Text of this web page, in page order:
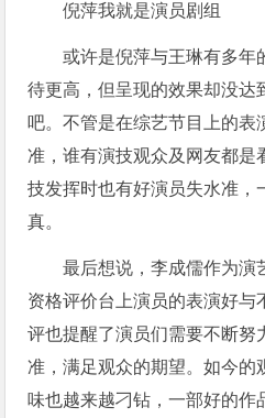
倪萍我就是演员剧组
或许是倪萍与王琳有多年
待更高，但呈现的效果却没达
吧。不管是在综艺节目上的表
准，谁有演技观众及网友都是
技发挥时也有好演员失水准，
真。
最后想说，李成儒作为演
资格评价台上演员的表演好与
评也提醒了演员们需要不断努
准，满足观众的期望。如今的
味也越来越刁钻，一部好的作